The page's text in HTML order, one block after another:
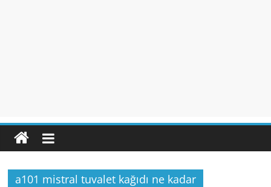
a101 mistral tuvalet kağıdı ne kadar